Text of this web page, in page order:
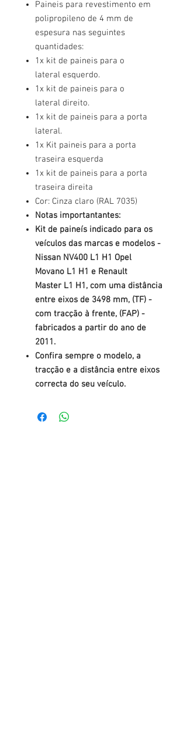
Paineis para revestimento em
polipropileno de 4 mm de
espesura nas seguintes
quantidades:
1x kit de paineis para o
lateral esquerdo.
1x kit de paineis para o
lateral direito.
1x kit de paineis para a porta
lateral.
1x Kit paineis para a porta
traseira esquerda
1x kit de paineis para a porta
traseira direita
Cor: Cinza claro (RAL 7035)
Notas importantantes:
Kit de paineís indicado para os
veículos das marcas e modelos -
Nissan NV400 L1 H1 Opel
Movano L1 H1 e Renault
Master L1 H1, com uma distância
entre eixos de 3498 mm, (TF) -
com tracção à frente, (FAP) -
fabricados a partir do ano de
2011.
Confira sempre o modelo, a
tracção e a distância entre eixos
correcta do seu veículo.